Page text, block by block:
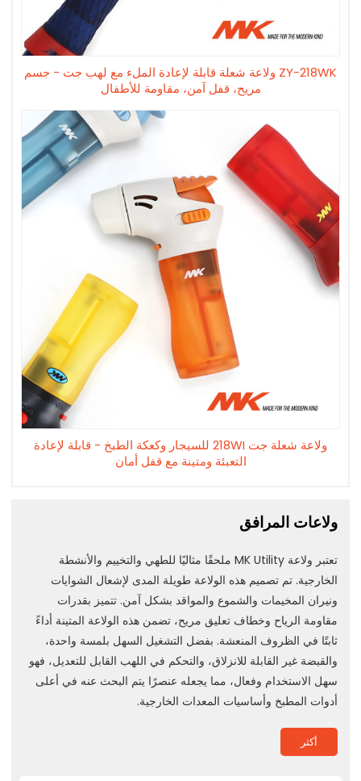
ZY-218WK ولاعة شعلة قابلة لإعادة الملء مع لهب جت - جسم
مريح، قفل آمن، مقاومة للأطفال
ولاعة شعلة جت 218WI للسيجار وكعكة الطبخ - قابلة لإعادة
التعبئة ومتينة مع قفل أمان
ولاعات المرافق
تعتبر ولاعة MK Utility ملحقًا مثاليًا للطهي والتخييم والأنشطة
الخارجية. تم تصميم هذه الولاعة طويلة المدى لإشعال الشوايات
ونيران المخيمات والشموع والمواقد بشكل آمن. تتميز بقدرات
مقاومة الرياح وخطاف تعليق مريح، تضمن هذه الولاعة المتينة أداءً
ثابتًا في الظروف المنعشة. بفضل التشغيل السهل بلمسة واحدة،
والقبضة غير القابلة للانزلاق، والتحكم في اللهب القابل للتعديل، فهو
سهل الاستخدام وفعال، مما يجعله عنصرًا يتم البحث عنه في أعلى
أدوات المطبخ وأساسيات المعدات الخارجية.
أكثر